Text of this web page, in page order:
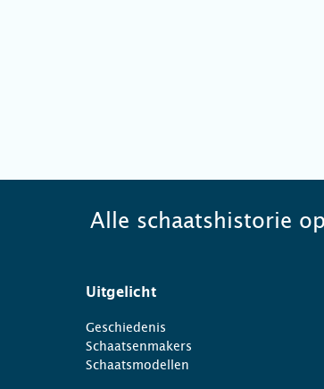
Alle schaatshistorie
Uitgelicht
Geschiedenis
Schaatsenmakers
Schaatsmodellen